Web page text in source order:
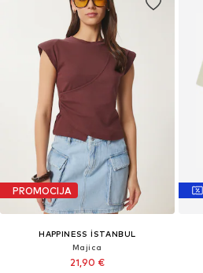
PROMOCIJA
HAPPINESS İSTANBUL
Majica
21,90 €